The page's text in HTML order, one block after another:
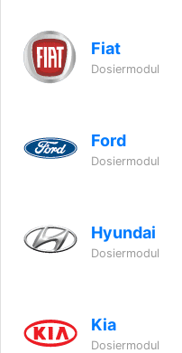
Fiat
Dosiermodul
Ford
Dosiermodul
Hyundai
Dosiermodul
Kia
Dosiermodul